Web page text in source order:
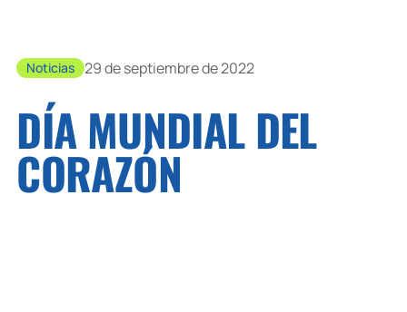
Noticias 29 de septiembre de 2022
DÍA MUNDIAL DEL
CORAZÓN